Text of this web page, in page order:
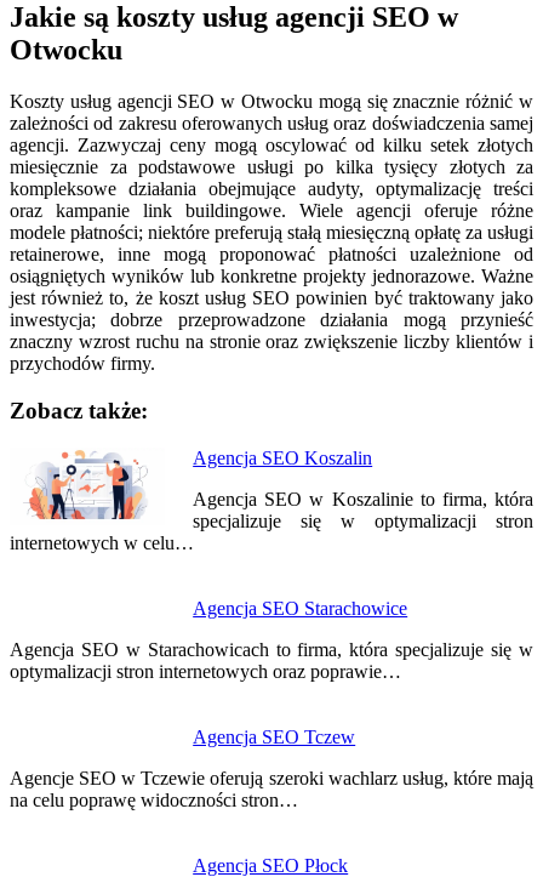
Jakie są koszty usług agencji SEO w
Otwocku
Koszty usług agencji SEO w Otwocku mogą się znacznie różnić w
zależności od zakresu oferowanych usług oraz doświadczenia samej
agencji. Zazwyczaj ceny mogą oscylować od kilku setek złotych
miesięcznie za podstawowe usługi po kilka tysięcy złotych za
kompleksowe działania obejmujące audyty, optymalizację treści
oraz kampanie link buildingowe. Wiele agencji oferuje różne
modele płatności; niektóre preferują stałą miesięczną opłatę za usługi
retainerowe, inne mogą proponować płatności uzależnione od
osiągniętych wyników lub konkretne projekty jednorazowe. Ważne
jest również to, że koszt usług SEO powinien być traktowany jako
inwestycja; dobrze przeprowadzone działania mogą przynieść
znaczny wzrost ruchu na stronie oraz zwiększenie liczby klientów i
przychodów firmy.
Zobacz także:
Agencja SEO Koszalin
Agencja SEO w Koszalinie to firma, która
specjalizuje się w optymalizacji stron
internetowych w celu…
Agencja SEO Starachowice
Agencja SEO w Starachowicach to firma, która specjalizuje się w
optymalizacji stron internetowych oraz poprawie…
Agencja SEO Tczew
Agencje SEO w Tczewie oferują szeroki wachlarz usług, które mają
na celu poprawę widoczności stron…
Agencja SEO Płock
Nawigacja
wpisu